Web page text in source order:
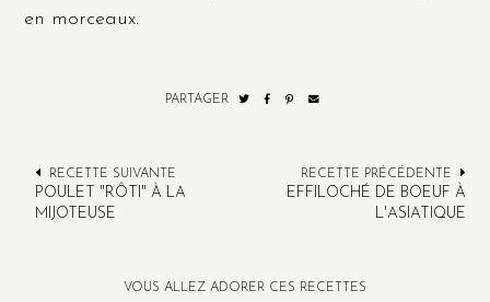
en morceaux.
PARTAGER
RECETTE SUIVANTE
POULET "RÔTI" À LA
MIJOTEUSE
RECETTE PRÉCÉDENTE
EFFILOCHÉ DE BOEUF À
L'ASIATIQUE
VOUS ALLEZ ADORER CES RECETTES